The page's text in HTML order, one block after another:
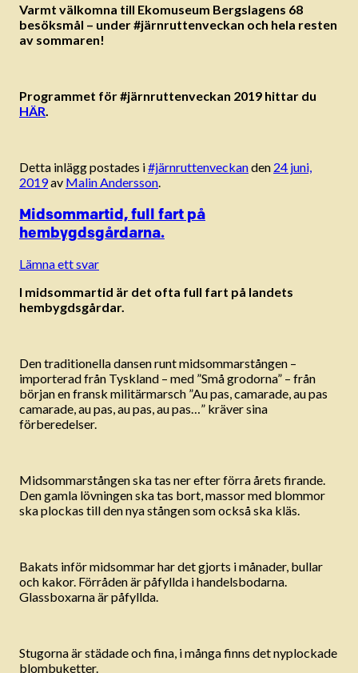
Varmt välkomna till Ekomuseum Bergslagens 68
besöksmål – under #järnruttenveckan och hela resten
av sommaren!
Programmet för #järnruttenveckan 2019 hittar du
HÄR.
Detta inlägg postades i#järnruttenveckanden 24 juni,
2019av Malin Andersson.
Midsommartid, full fart på
hembygdsgårdarna.
Lämna ett svar
I midsommartid är det ofta full fart på landets
hembygdsgårdar.
Den traditionella dansen runt midsommarstången –
importerad från Tyskland – med ”Små grodorna” – från
början en fransk militärmarsch ”Au pas, camarade, au pas
camarade, au pas, au pas, au pas…” kräver sina
förberedelser.
Midsommarstången ska tas ner efter förra årets firande.
Den gamla lövningen ska tas bort, massor med blommor
ska plockas till den nya stången som också ska kläs.
Bakats inför midsommar har det gjorts i månader, bullar
och kakor. Förråden är påfyllda i handelsbodarna.
Glassboxarna är påfyllda.
Stugorna är städade och fina, i många finns det nyplockade
blombuketter.